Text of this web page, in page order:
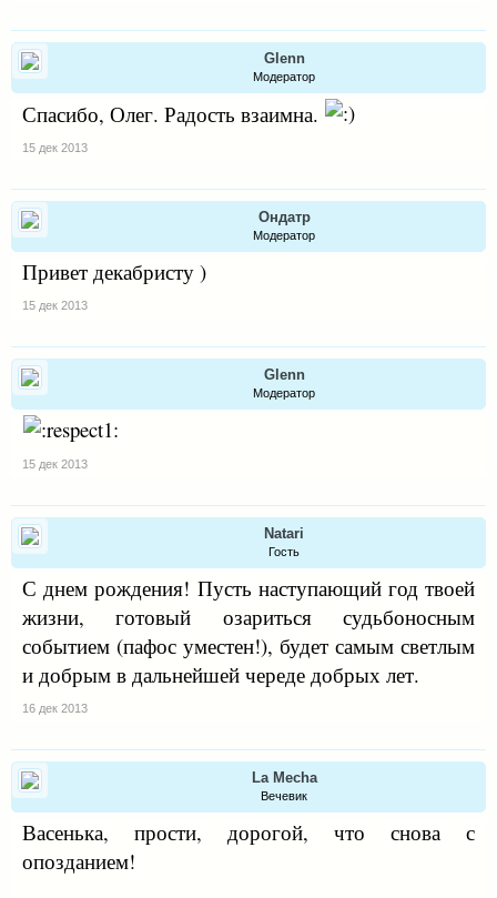
Glenn
Модератор
Спасибо, Олег. Радость взаимна.
15 дек 2013
Ондатр
Модератор
Привет декабристу )
15 дек 2013
Glenn
Модератор
15 дек 2013
Natari
Гость
С днем рождения! Пусть наступающий год твоей
жизни, готовый озариться судьбоносным
событием (пафос уместен!), будет самым светлым
и добрым в дальнейшей череде добрых лет.
16 дек 2013
La Mecha
Вечевик
Васенька, прости, дорогой, что снова с
опозданием!